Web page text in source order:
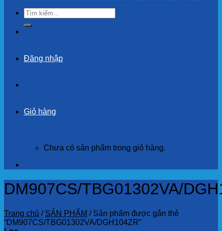
Tìm
kiếm:
Đăng nhập
Giỏ hàng
Chưa có sản phẩm trong giỏ hàng.
DM907CS/TBG01302VA/
Trang chủ / SẢN PHẨM /Sản phẩm được gắn thẻ
“DM907CS/TBG01302VA/DGH104ZR”